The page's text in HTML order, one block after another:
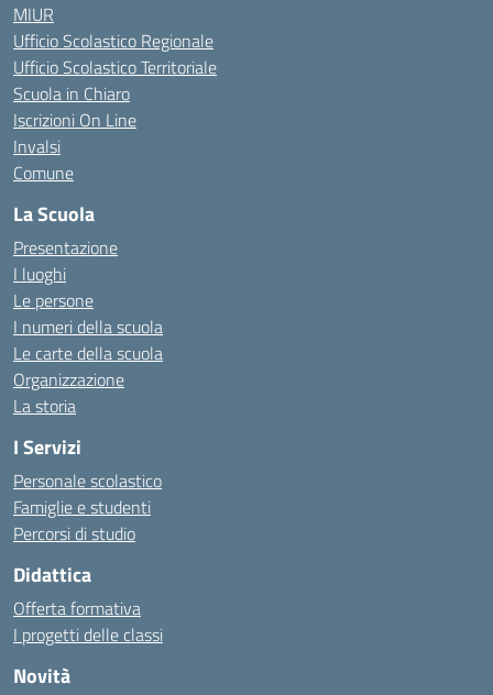
MIUR
Ufficio Scolastico Regionale
Ufficio Scolastico Territoriale
Scuola in Chiaro
Iscrizioni On Line
Invalsi
Comune
La Scuola
Presentazione
I luoghi
Le persone
I numeri della scuola
Le carte della scuola
Organizzazione
La storia
I Servizi
Personale scolastico
Famiglie e studenti
Percorsi di studio
Didattica
Offerta formativa
I progetti delle classi
Novità